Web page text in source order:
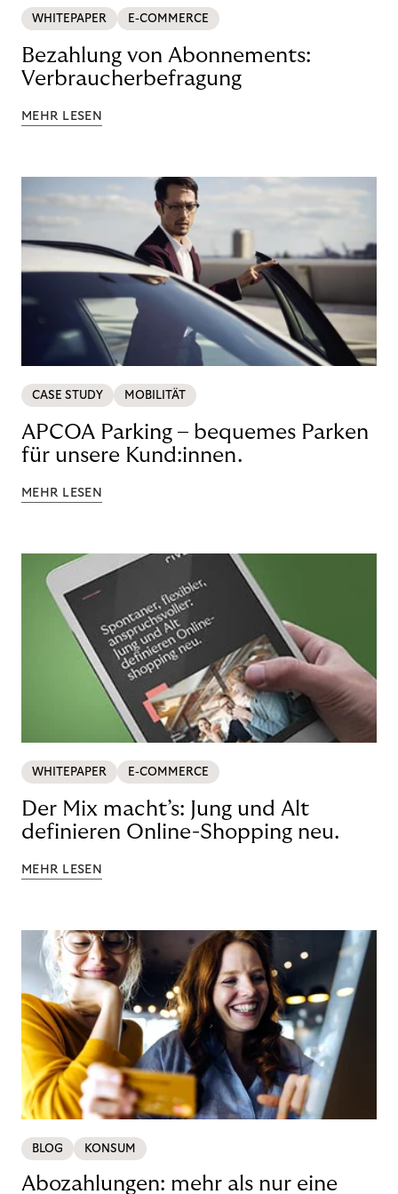
WHITEPAPER E-COMMERCE
Bezahlung von Abonnements:
Verbraucherbefragung
MEHR LESEN
CASE STUDY MOBILITÄT
APCOA Parking – bequemes Parken
für unsere Kund:innen.
MEHR LESEN
WHITEPAPER E-COMMERCE
Der Mix macht’s: Jung und Alt
definieren Online-Shopping neu.
MEHR LESEN
BLOG KONSUM
Abozahlungen: mehr als nur eine